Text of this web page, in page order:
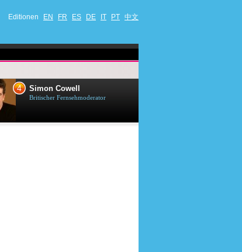
Editionen EN FR ES DE IT PT 中文
4 Simon Cowell
Britischer Fernsehmoderator